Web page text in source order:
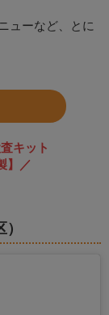
ューなど、とに
キット
】／